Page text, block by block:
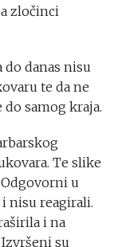
zločinci
do danas nisu
te da ne
samog kraja.
Te slike
u
nisu reagirali.
i na
su